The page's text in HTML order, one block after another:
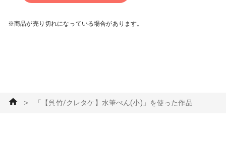
※商品が売り切れになっている場合があります。
＞ 「【呉竹/クレタケ】水筆ぺん(小)」を使った作品